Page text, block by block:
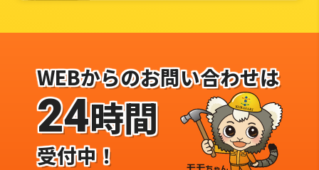
WEBからのお問い合わせは
24時間
受付中！